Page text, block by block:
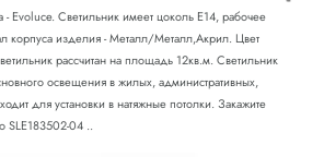
- Evoluce. Светильник имеет цоколь E14, рабочее
корпуса изделия - Металл/Металл,Акрил. Цвет
рассчитан на площадь 12кв.м. Светильник
освещения в жилых, административных,
для установки в натяжные потолки. Закажите
SLE183502-04 ..